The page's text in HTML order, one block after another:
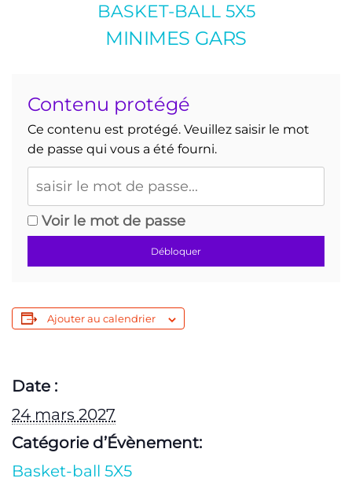
BASKET-BALL 5X5
MINIMES GARS
Contenu protégé
Ce contenu est protégé. Veuillez saisir le mot
de passe qui vous a été fourni.
Voir le mot de passe
Débloquer
Ajouter au calendrier
Date :
24 mars 2027
Catégorie d’Évènement:
Basket-ball 5X5